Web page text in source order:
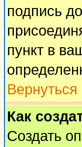
подпись
пункт в
Вернуться
Как
Создать